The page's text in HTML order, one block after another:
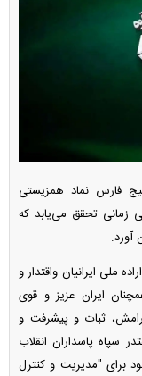
فارس نماد همزیستی
زمانی تحقق می‌یابد که
آورد.
ملی ایرانیان واقتدار و
ایران عزیز و قوی
ثبات و پیشرفت و
سپاه پاسداران انقلاب
برای "مدیریت و کنترل